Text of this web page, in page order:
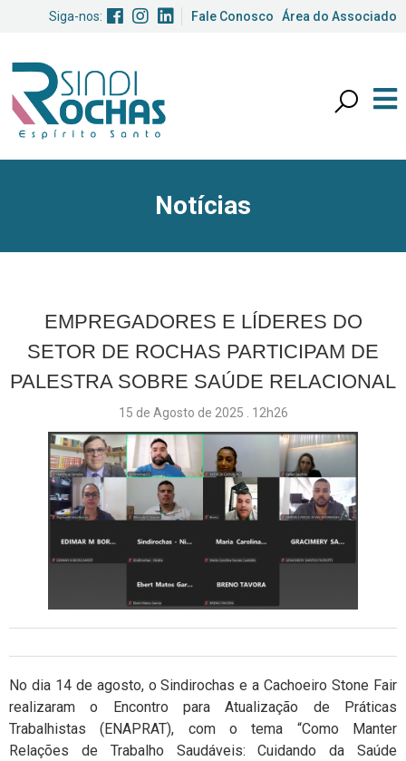
Siga-nos: Fale Conosco Área do Associado
Notícias
EMPREGADORES E LÍDERES DO
SETOR DE ROCHAS PARTICIPAM DE
PALESTRA SOBRE SAÚDE RELACIONAL
15 de Agosto de 2025 . 12h26
No dia 14 de agosto, o Sindirochas e a Cachoeiro Stone Fair
realizaram o Encontro para Atualização de Práticas
Trabalhistas (ENAPRAT), com o tema “Como Manter
Relações de Trabalho Saudáveis: Cuidando da Saúde